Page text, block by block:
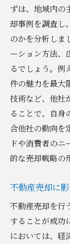
人口
政府
予測
市場
環境
伊勢崎市
めの具体
売却
法律
プロ
文書
法
購入
売却
ずは、地域内の
却事例を調査し
のかを分析しま
ーション方法、
るでしょう。例
件の魅力を最大
技術など、他社
ることで、自身
合他社の動向を
ドや消費者の
的な売却戦略の
不動産売却に
不動産売却を行
することが成功
においては、経